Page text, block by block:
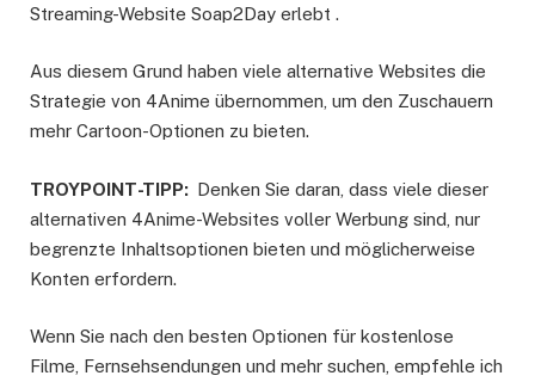
Streaming-Website Soap2Day erlebt .
Aus diesem Grund haben viele alternative Websites die
Strategie von 4Anime übernommen, um den Zuschauern
mehr Cartoon-Optionen zu bieten.
TROYPOINT-TIPP: Denken Sie daran, dass viele dieser
alternativen 4Anime-Websites voller Werbung sind, nur
begrenzte Inhaltsoptionen bieten und möglicherweise
Konten erfordern.
Wenn Sie nach den besten Optionen für kostenlose
Filme, Fernsehsendungen und mehr suchen, empfehle ich